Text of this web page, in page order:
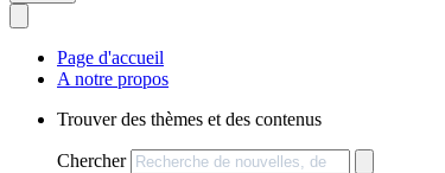
Page d'accueil
A notre propos
Trouver des thèmes et des contenus
Chercher